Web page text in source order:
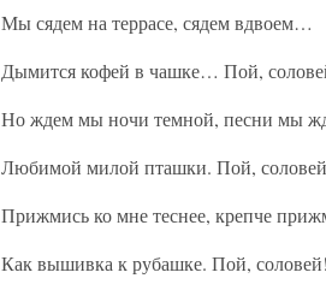
Мы сядем на террасе, сядем вдвоем…
Дымится кофей в чашке… Пой,
Но ждем мы ночи темной, песни мы
Любимой милой пташки. Пой,
Прижмись ко мне теснее, крепче
Как вышивка к рубашке. Пой, соловей!